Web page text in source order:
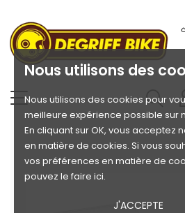
Nous utilisons des
Nous utilisons des cookies pour
meilleure expérience possible sur
En cliquant sur OK, vous acceptez
en matière de cookies. Si vous
vos préférences en matière de
pouvez le faire ici.
J'ACCEPTE